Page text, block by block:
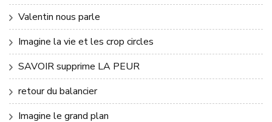
Valentin nous parle
Imagine la vie et les crop circles
SAVOIR supprime LA PEUR
retour du balancier
Imagine le grand plan